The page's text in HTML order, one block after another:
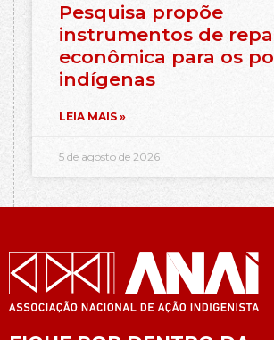
Pesquisa propõe
instrumentos de
econômica para os
indígenas
LEIA MAIS »
5 de agosto de 2026